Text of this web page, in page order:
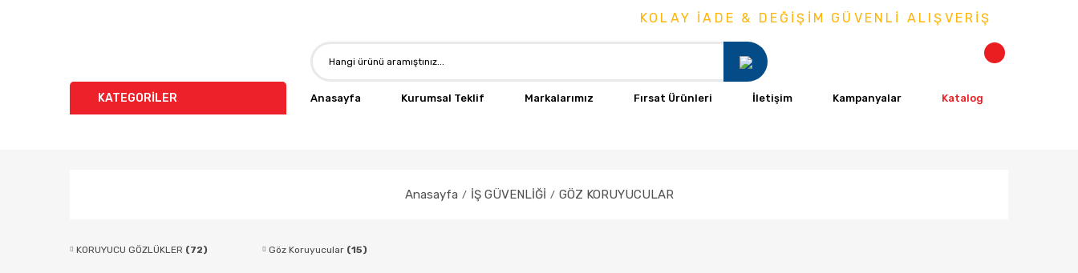
KOLAY İADE & DEĞİŞİM GÜVENLİ ALIŞVERİŞ
KATEGORİLER Anasayfa Kurumsal Teklif Markalarımız Fırsat Ürünleri İletişim Kampanyalar Katalog
Anasayfa İŞ GÜVENLİĞİ GÖZ KORUYUCULAR
KORUYUCU GÖZLÜKLER (72) Göz Koruyucular (15)